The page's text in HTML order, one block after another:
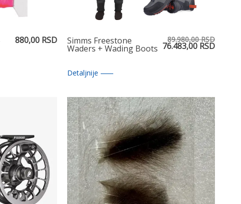
880,00 RSD Simms Freestone
Waders + Wading Boots
89.980,00 RSD
76.483,00 RSD
Detaljnije